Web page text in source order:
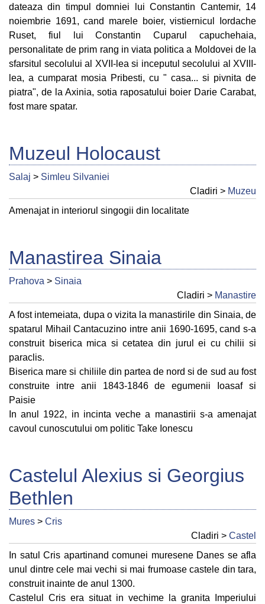
dateaza din timpul domniei lui Constantin Cantemir, 14
noiembrie 1691, cand marele boier, vistiernicul Iordache
Ruset, fiul lui Constantin Cuparul capuchehaia,
personalitate de prim rang in viata politica a Moldovei de la
sfarsitul secolului al XVII-lea si inceputul secolului al XVIII-
lea, a cumparat mosia Pribesti, cu " casa... si pivnita de
piatra", de la Axinia, sotia raposatului boier Darie Carabat,
fost mare spatar.
Muzeul Holocaust
Salaj > Simleu Silvaniei
Cladiri > Muzeu
Amenajat in interiorul singogii din localitate
Manastirea Sinaia
Prahova > Sinaia
Cladiri > Manastire
A fost intemeiata, dupa o vizita la manastirile din Sinaia, de
spatarul Mihail Cantacuzino intre anii 1690-1695, cand s-a
construit biserica mica si cetatea din jurul ei cu chilii si
paraclis.
Biserica mare si chiliile din partea de nord si de sud au fost
construite intre anii 1843-1846 de egumenii Ioasaf si
Paisie
In anul 1922, in incinta veche a manastirii s-a amenajat
cavoul cunoscutului om politic Take Ionescu
Castelul Alexius si Georgius
Bethlen
Mures > Cris
Cladiri > Castel
In satul Cris apartinand comunei muresene Danes se afla
unul dintre cele mai vechi si mai frumoase castele din tara,
construit inainte de anul 1300.
Castelul Cris era situat in vechime la granita Imperiului